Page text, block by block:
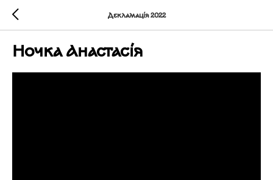
Декламація 2022
Ночка Анастасія